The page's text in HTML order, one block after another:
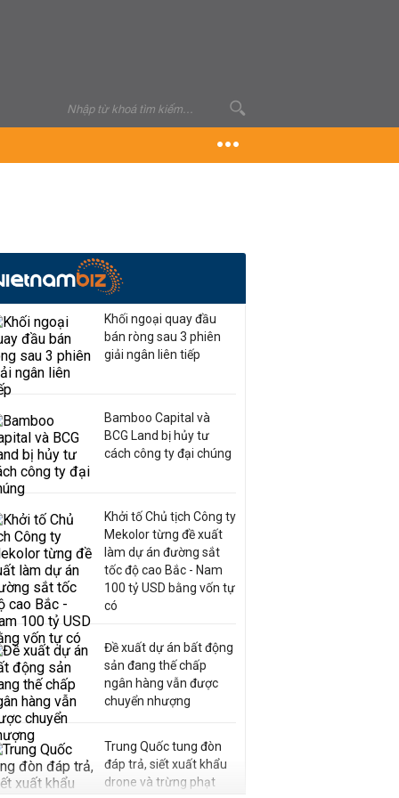
Khối ngoại quay đầu
bán ròng sau 3 phiên
giải ngân liên tiếp
Bamboo Capital và
BCG Land bị hủy tư
cách công ty đại chúng
Khởi tố Chủ tịch Công ty
Mekolor từng đề xuất
làm dự án đường sắt
tốc độ cao Bắc - Nam
100 tỷ USD bằng vốn tự
có
Đề xuất dự án bất động
sản đang thế chấp
ngân hàng vẫn được
chuyển nhượng
Trung Quốc tung đòn
đáp trả, siết xuất khẩu
drone và trừng phạt